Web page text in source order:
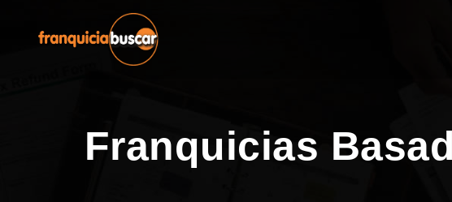
Franquicias